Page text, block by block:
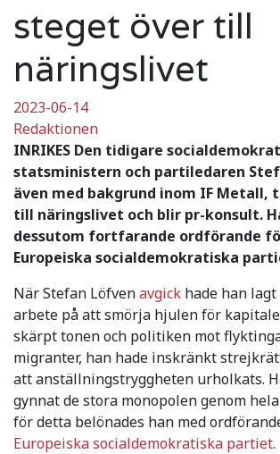
steget över till
näringslivet
2023-06-14
Redaktionen
INRIKES Den tidigare
statsministern och partiledaren
även med bakgrund inom IF Metall,
till näringslivet och blir pr-konsult.
dessutom fortfarande ordförande
Europeiska socialdemokratiska
När Stefan Löfvenavgick hade han
arbete på att smörja hjulen för
skärpt tonen och politiken mot
migranter, han hade inskränkt
att anställningstryggheten urholkats.
gynnat de stora monopolen genom
för detta belönades han med
Europeiska socialdemokratiska partiet.